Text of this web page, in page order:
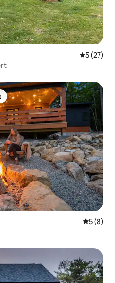
Note
5 (27)
les plus aimés
Note
5 (8)